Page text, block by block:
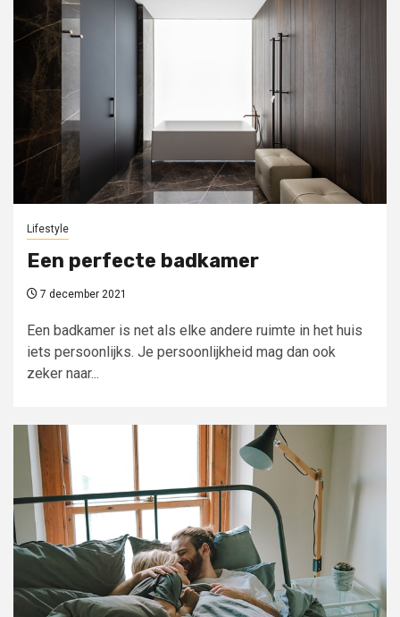
Lifestyle
Een perfecte badkamer
7 december 2021
Een badkamer is net als elke andere ruimte in het huis
iets persoonlijks. Je persoonlijkheid mag dan ook
zeker naar...